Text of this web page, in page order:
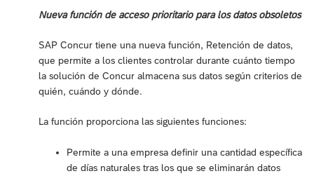
Nueva función de acceso prioritario para los datos obsoletos
SAP Concur tiene una nueva función, Retención de datos,
que permite a los clientes controlar durante cuánto tiempo
la solución de Concur almacena sus datos según criterios de
quién, cuándo y dónde.
La función proporciona las siguientes funciones:
Permite a una empresa definir una cantidad específica
de días naturales tras los que se eliminarán datos